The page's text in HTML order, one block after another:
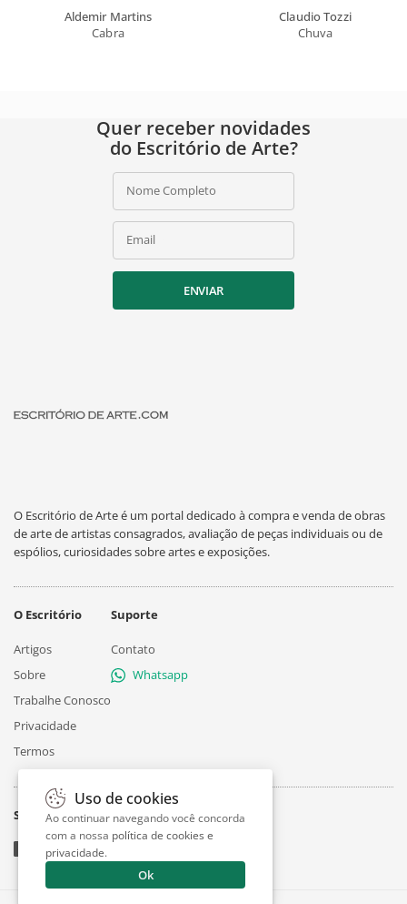
Aldemir Martins
Cabra
Claudio Tozzi
Chuva
Quer receber novidades
do Escritório de Arte?
Nome Completo
Email
ENVIAR
O Escritório de Arte é um portal dedicado à compra e venda de obras
de arte de artistas consagrados, avaliação de peças individuais ou de
espólios, curiosidades sobre artes e exposições.
O Escritório
Artigos
Sobre
Trabalhe Conosco
Privacidade
Termos
Suporte
Contato
Whatsapp
Siga
Uso de cookies
Ao continuar navegando você concorda
com a nossa política de cookies e
privacidade.
Ok